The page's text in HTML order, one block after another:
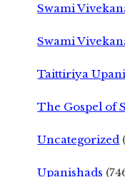
Swami
Swami
Taittiriya
The Gospel of
Uncategorized
Upanishads